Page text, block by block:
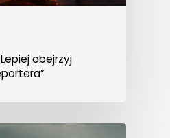
obejrzyj